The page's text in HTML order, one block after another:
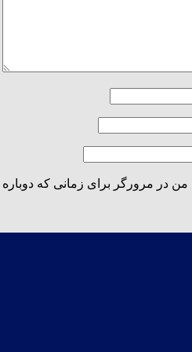
من در مرورگر برای زمانی که